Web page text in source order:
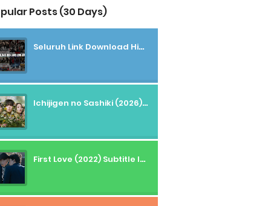
Posts (30 Days)
Seluruh Link Download High And Low Subtitle Indonesia
Ichijigen no Sashiki (2026) - 01 Subtitle Indonesia
First Love (2022) Subtitle Indonesia + Tanpa Iklan + Streaming + 1080p